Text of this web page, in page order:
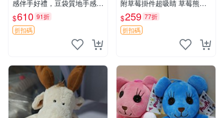
感伴手好禮，豆袋質地手感
佳，抱枕小熊 recom 推薦 白
色豆袋 玩具
$610 91折
折扣碼
附草莓掛件超吸睛 草莓熊手
提包 草莓掛件 可愛portunes
e
$259 77折
折扣碼